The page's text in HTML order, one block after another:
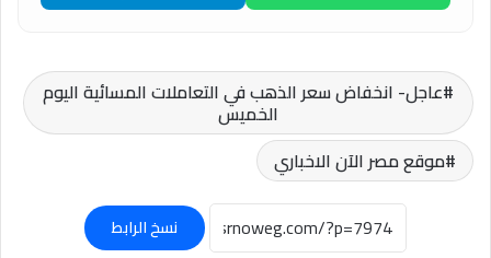
عاجل- انخفاض سعر الذهب في التعاملات المسائية اليوم
الخميس
موقع مصر الآن الاخباري
نسخ الرابط